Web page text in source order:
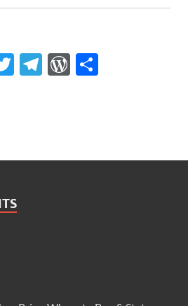
Twitter
Telegram
WordPress